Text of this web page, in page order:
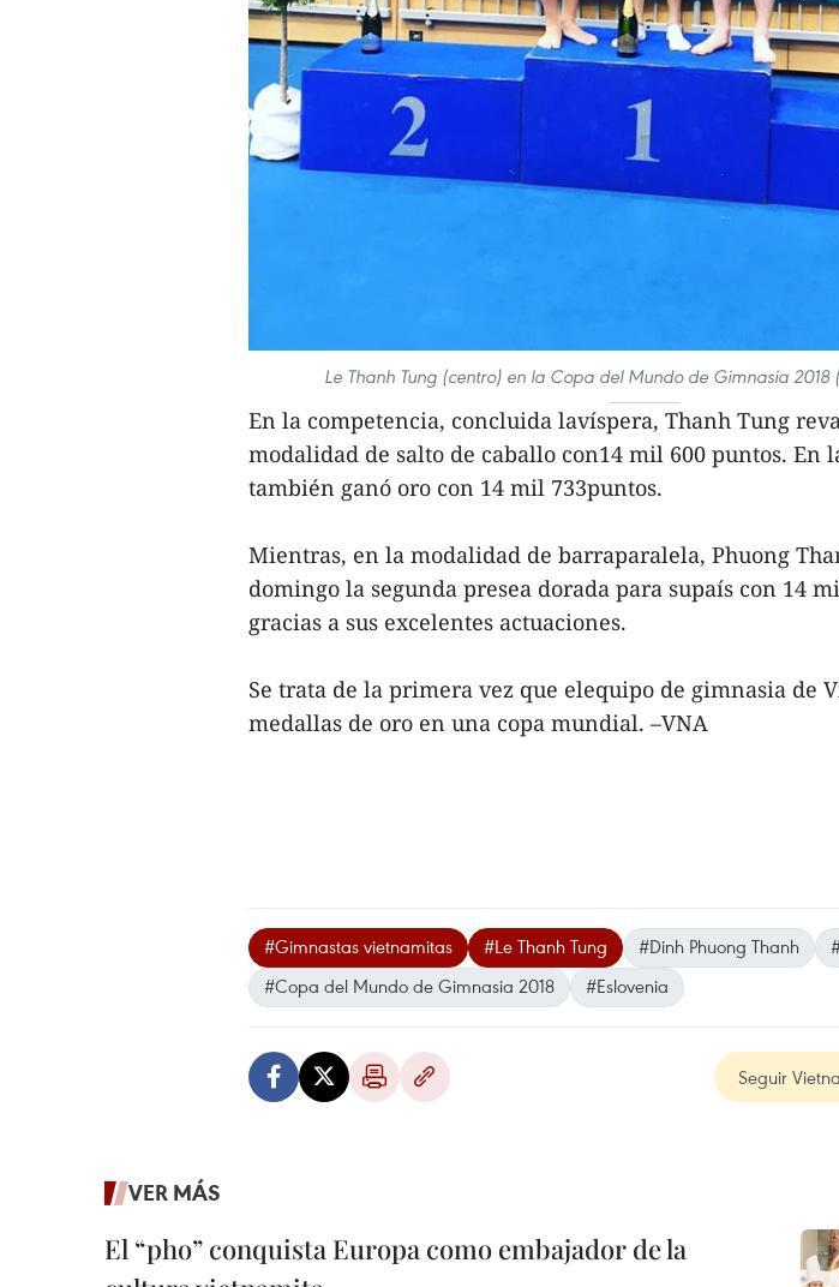
Le Thanh Tung (centro) en la Copa del Mundo de Gimnasia 2018
En la competencia, concluida lavíspera, Thanh Tung
modalidad de salto de caballo con14 mil 600 puntos. En
también ganó oro con 14 mil 733puntos.
Mientras, en la modalidad de barraparalela, Phuong
domingo la segunda presea dorada para supaís con 14
gracias a sus excelentes actuaciones.
Se trata de la primera vez que elequipo de gimnasia de
medallas de oro en una copa mundial. –VNA
#Gimnastas vietnamitas #Le Thanh Tung #Dinh Phuong Thanh
#Copa del Mundo de Gimnasia 2018
#Eslovenia
Seguir
VER MÁS
El “pho” conquista Europa como embajador de la